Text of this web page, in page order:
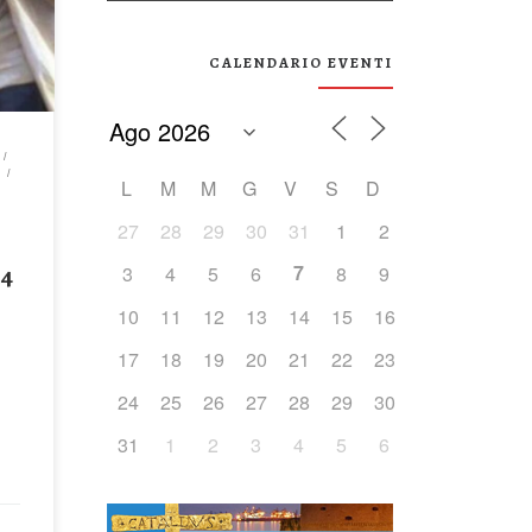
–
CALENDARIO EVENTI
L M M G V S
D
27
28 29 30 31 1
2
3
4 5 6 7 8
9
10
11 12 13 14 15
16
17
18 19 20 21 22
23
24
25 26 27 28 29
30
31
1 2 3 4 5 6